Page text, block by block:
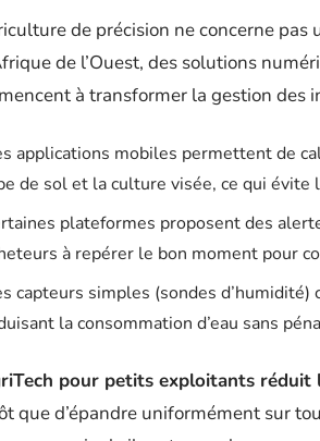
de précision ne concerne
de l’Ouest, des solutions
à transformer la gestion des
applications mobiles permettent de
de sol et la culture visée, ce qui évite
plateformes proposent des
à repérer le bon moment pour
capteurs simples (sondes
la consommation d’eau sans
pour petits exploitants
que d’épandre uniformément sur